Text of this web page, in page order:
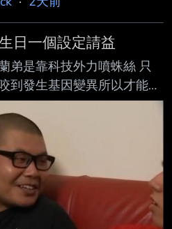
日一個設定請益
弟是靠科技外力噴蛛絲 只
到發生基因變異所以才能自
還有討論這點 怎麼突然到
麼蜘蛛基因設定？ 然後還
得太誇張了？ -- 所以哪裡